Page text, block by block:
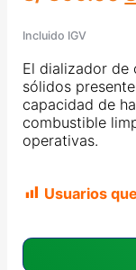
Incluido IGV
El dializador de
sólidos
capacidad de
combustible
operativas.
Usuarios